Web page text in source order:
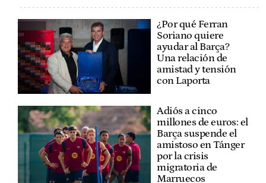
¿Por qué Ferran
Soriano quiere
ayudar al Barça?
Una relación de
amistad y tensión
con Laporta
Adiós a cinco
millones de euros: el
Barça suspende el
amistoso en Tánger
por la crisis
migratoria de
Marruecos